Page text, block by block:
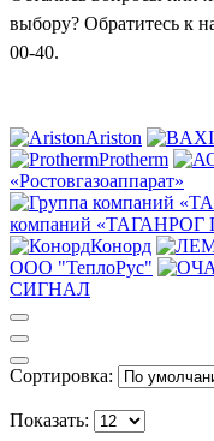
выбору? Обратитесь к
00-40.
Ariston
Protherm
«Ростовгазоаппарат»
компаний
Конорд
ООО "ТеплоРус"
СИГНАЛ
Сортировка:
Показать: